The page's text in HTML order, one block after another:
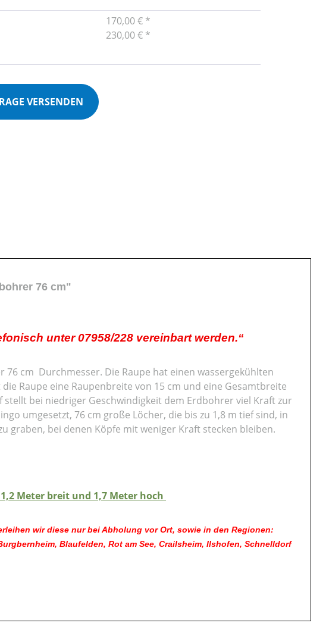
170,00 € *
230,00 € *
VERSENDEN
76 cm"
unter 07958/228 vereinbart werden.“
cm Durchmesser. Die Raupe hat einen wassergekühlten
Raupe eine Raupenbreite von 15 cm und eine Gesamtbreite
bei niedriger Geschwindigkeit dem Erdbohrer viel Kraft zur
umgesetzt, 76 cm große Löcher, die bis zu 1,8 m tief sind, in
graben, bei denen Köpfe mit weniger Kraft stecken bleiben.
Meter breit und 1,7 Meter hoch
wir diese nur bei Abholung vor Ort, sowie in den Regionen:
Blaufelden, Rot am See, Crailsheim, Ilshofen, Schnelldorf